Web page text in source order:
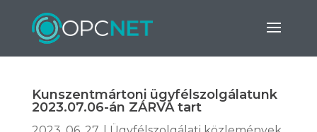
Kunszentmártoni ügyfélszolgálatunk
2023.07.06-án ZÁRVA tart